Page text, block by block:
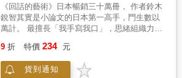
找出「一句話」的材料，以及如何精煉出這關
鍵的「一句話」、如何明確表達這「一句
話」，還有如何才算是好的「一句話」，並輔
的「一句話」例子，要讓你知道： & 什麼企
劃，通通都可以用「一句話」，巧妙說完！ 一
句話，才是企劃成功的最大關鍵！
《回話的藝術》日本暢銷三十萬冊， 作者鈴木
銳智其實是小論文的日本第一高手，門生數以
萬計。 最擅長「我手寫我口」，思緒組織力超
案」。 不知從何下筆？寫不出獨特觀點？ 本書
集結了55項論述重點，快速整理思緒， 為你打
造「解決問題」的最強思考力。 ‧不知從何下
9 折 特價 234 元
貨到通知